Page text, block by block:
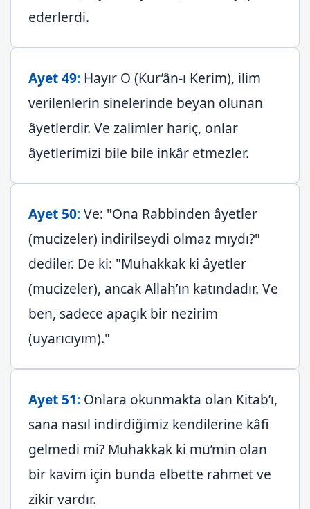
ederlerdi.
Ayet 49: Hayır O (Kur’ân-ı Kerim), ilim
verilenlerin sinelerinde beyan olunan
âyetlerdir. Ve zalimler hariç, onlar
âyetlerimizi bile bile inkâr etmezler.
Ayet 50:Ve: "Ona Rabbinden âyetler
(mucizeler) indirilseydi olmaz mıydı?"
dediler. De ki: "Muhakkak ki âyetler
(mucizeler), ancak Allah’ın katındadır. Ve
ben, sadece apaçık bir nezirim
(uyarıcıyım)."
Ayet 51: Onlara okunmakta olan Kitab’ı,
sana nasıl indirdiğimiz kendilerine kâfi
gelmedi mi? Muhakkak ki mü’min olan
bir kavim için bunda elbette rahmet ve
zikir vardır.